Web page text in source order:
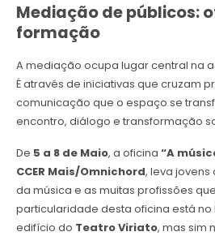
Mediação de públicos:
formação
A mediação ocupa lugar central na
É através de iniciativas que cruzam
comunicação que o espaço se
encontro, diálogo e transformação
De 5 a 8 de Maio, a oficina “A
CCER Mais/Omnichord, leva
da música e as muitas profissões
particularidade desta oficina está
edifício do Teatro Viriato, mas sim